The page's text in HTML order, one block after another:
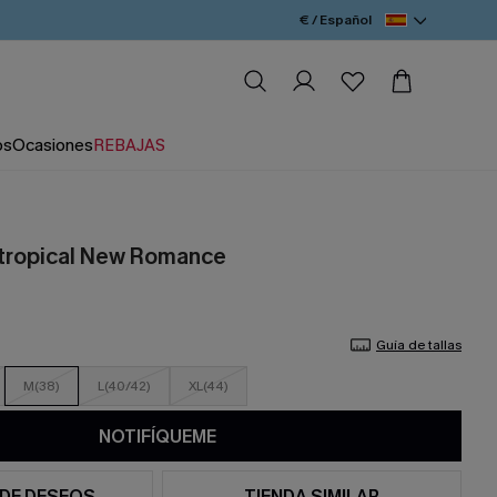
€ / Español
OcasionesREBAJAS
New Romance
Guía de tallas
M(38) L(40/42) XL(44)
NOTIFÍQUEME